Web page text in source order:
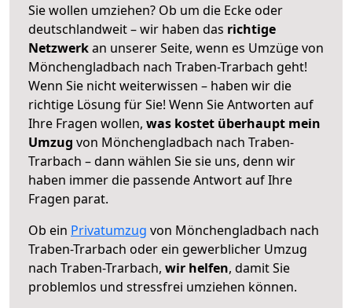
Sie wollen umziehen? Ob um die Ecke oder
deutschlandweit – wir haben das richtige
Netzwerkan unserer Seite, wenn es Umzüge von
Mönchengladbach nach Traben-Trarbach geht!
Wenn Sie nicht weiterwissen – haben wir die
richtige Lösung für Sie! Wenn Sie Antworten auf
Ihre Fragen wollen, was kostet überhaupt mein
Umzug von Mönchengladbach nach Traben-
Trarbach – dann wählen Sie sie uns, denn wir
haben immer die passende Antwort auf Ihre
Fragen parat.
Ob ein Privatumzug von Mönchengladbach nach
Traben-Trarbach oder ein gewerblicher Umzug
nach Traben-Trarbach, wir helfen, damit Sie
problemlos und stressfrei umziehen können.